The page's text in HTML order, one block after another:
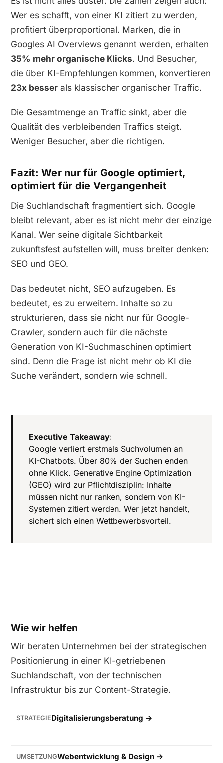
Wer es schafft, von einer KI zitiert zu werden,
profitiert überproportional. Marken, die in
Googles AI Overviews genannt werden, erhalten
35% mehr organische Klicks. Und Besucher,
die über KI-Empfehlungen kommen, konvertieren
23x besser als klassischer organischer Traffic.
Die Gesamtmenge an Traffic sinkt, aber die
Qualität des verbleibenden Traffics steigt.
Weniger Besucher, aber die richtigen.
Fazit: Wer nur für Google optimiert,
optimiert für die Vergangenheit
Die Suchlandschaft fragmentiert sich. Google
bleibt relevant, aber es ist nicht mehr der einzige
Kanal. Wer seine digitale Sichtbarkeit
zukunftsfest aufstellen will, muss breiter denken:
SEO und GEO.
Das bedeutet nicht, SEO aufzugeben. Es
bedeutet, es zu erweitern. Inhalte so zu
strukturieren, dass sie nicht nur für Google-
Crawler, sondern auch für die nächste
Generation von KI-Suchmaschinen optimiert
sind. Denn die Frage ist nicht mehr ob KI die
Suche verändert, sondern wie schnell.
Executive Takeaway:
Google verliert erstmals Suchvolumen an
KI-Chatbots. Über 80% der Suchen enden
ohne Klick. Generative Engine Optimization
(GEO) wird zur Pflichtdisziplin: Inhalte
müssen nicht nur ranken, sondern von KI-
Systemen zitiert werden. Wer jetzt handelt,
sichert sich einen Wettbewerbsvorteil.
Wie wir helfen
Wir beraten Unternehmen bei der strategischen
Positionierung in einer KI-getriebenen
Suchlandschaft, von der technischen
Infrastruktur bis zur Content-Strategie.
STRATEGIEDigitalisierungsberatung →
UMSETZUNGWebentwicklung & Design →